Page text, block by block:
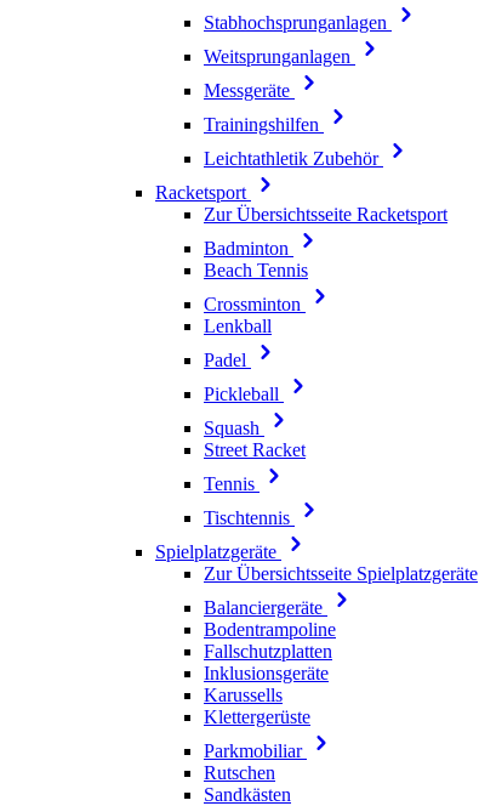
Stabhochsprunganlagen
Weitsprunganlagen
Messgeräte
Trainingshilfen
Leichtathletik Zubehör
Racketsport
Zur Übersichtsseite Racketsport
Badminton
Beach Tennis
Crossminton
Lenkball
Padel
Pickleball
Squash
Street Racket
Tennis
Tischtennis
Spielplatzgeräte
Zur Übersichtsseite Spielplatzgeräte
Balanciergeräte
Bodentrampoline
Fallschutzplatten
Inklusionsgeräte
Karussells
Klettergerüste
Parkmobiliar
Rutschen
Sandkästen